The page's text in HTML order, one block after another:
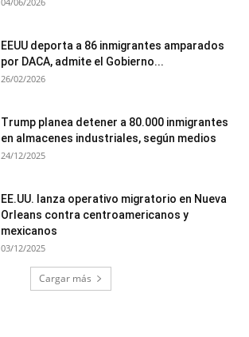
EEUU deporta a 86 inmigrantes amparados
por DACA, admite el Gobierno...
26/02/2026
Trump planea detener a 80.000 inmigrantes
en almacenes industriales, según medios
24/12/2025
EE.UU. lanza operativo migratorio en Nueva
Orleans contra centroamericanos y
mexicanos
03/12/2025
Cargar más